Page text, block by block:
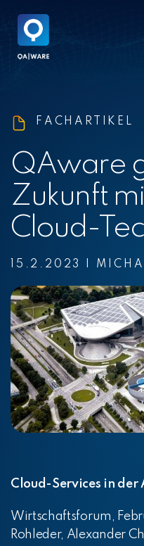
main
content.
FACHARTIKEL
QAware
Zukunft
Cloud-
15.2.2023
Cloud-Services in
Wirtschaftsforum,
Rohleder, Alexander